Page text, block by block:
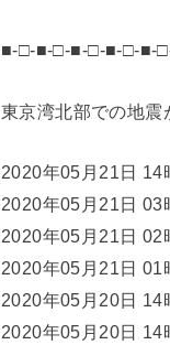
■-□-■-□-■-□-■-□-■-
東京湾北部での地震
2020年05月21日
2020年05月21日
2020年05月21日
2020年05月21日
2020年05月20日
2020年05月20日